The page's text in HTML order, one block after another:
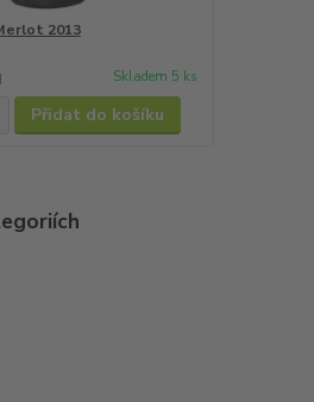
2013
Skladem 5 ks
Přidat do košíku